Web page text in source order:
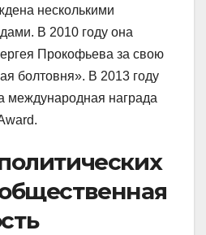
несколькими
В 2010 году она
Прокофьева за свою
болтовня». В 2013 году
международная награда